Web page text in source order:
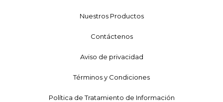
Nuestros Productos
Contáctenos
Aviso de privacidad
Términos y Condiciones
Política de Tratamiento de Información